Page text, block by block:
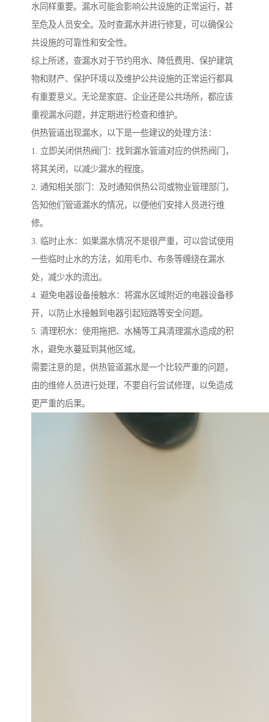
水同样重要。漏水可能会影响公共设施的正常运行，甚
至危及人员安全。及时查漏水并进行修复，可以确保公
共设施的可靠性和安全性。
综上所述，查漏水对于节约用水、降低费用、保护建筑
物和财产、保护环境以及维护公共设施的正常运行都具
有重要意义。无论是家庭、企业还是公共场所，都应该
重视漏水问题，并定期进行检查和维护。
供热管道出现漏水，以下是一些建议的处理方法：
1. 立即关闭供热阀门：找到漏水管道对应的供热阀门，
将其关闭，以减少漏水的程度。
2. 通知相关部门：及时通知供热公司或物业管理部门，
告知他们管道漏水的情况，以便他们安排人员进行维
修。
3. 临时止水：如果漏水情况不是很严重，可以尝试使用
一些临时止水的方法，如用毛巾、布条等缠绕在漏水
处，减少水的流出。
4. 避免电器设备接触水：将漏水区域附近的电器设备移
开，以防止水接触到电器引起短路等安全问题。
5. 清理积水：使用拖把、水桶等工具清理漏水造成的积
水，避免水蔓延到其他区域。
需要注意的是，供热管道漏水是一个比较严重的问题，
由的维修人员进行处理，不要自行尝试修理，以免造成
更严重的后果。